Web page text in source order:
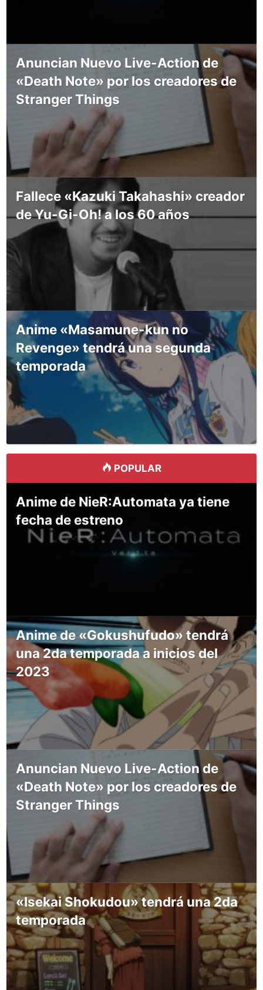
Anuncian Nuevo Live-Action de
«Death Note» por los creadores de
Stranger Things
Fallece «Kazuki Takahashi» creador
de Yu-Gi-Oh! a los 60 años
Anime «Masamune-kun no
Revenge» tendrá una segunda
temporada
POPULAR
Anime de NieR:Automata ya tiene
fecha de estreno
Anime de «Gokushufudo» tendrá
una 2da temporada a inicios del
2023
Anuncian Nuevo Live-Action de
«Death Note» por los creadores de
Stranger Things
«Isekai Shokudou» tendrá una 2da
temporada